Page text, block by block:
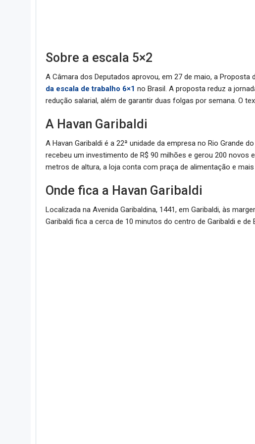
Sobre a escala 5×2
A Câmara dos Deputados aprovou, em 27 de maio, a
da escala de trabalho 6×1 no Brasil. A proposta reduz a
redução salarial, além de garantir duas folgas por semana. O
A Havan Garibaldi
A Havan Garibaldi é a 22ª unidade da empresa no Rio Grande
recebeu um investimento de R$ 90 milhões e gerou 200 novos
metros de altura, a loja conta com praça de alimentação e
Onde fica a Havan Garibaldi
Localizada na Avenida Garibaldina, 1441, em Garibaldi, às
Garibaldi fica a cerca de 10 minutos do centro de Garibaldi e de